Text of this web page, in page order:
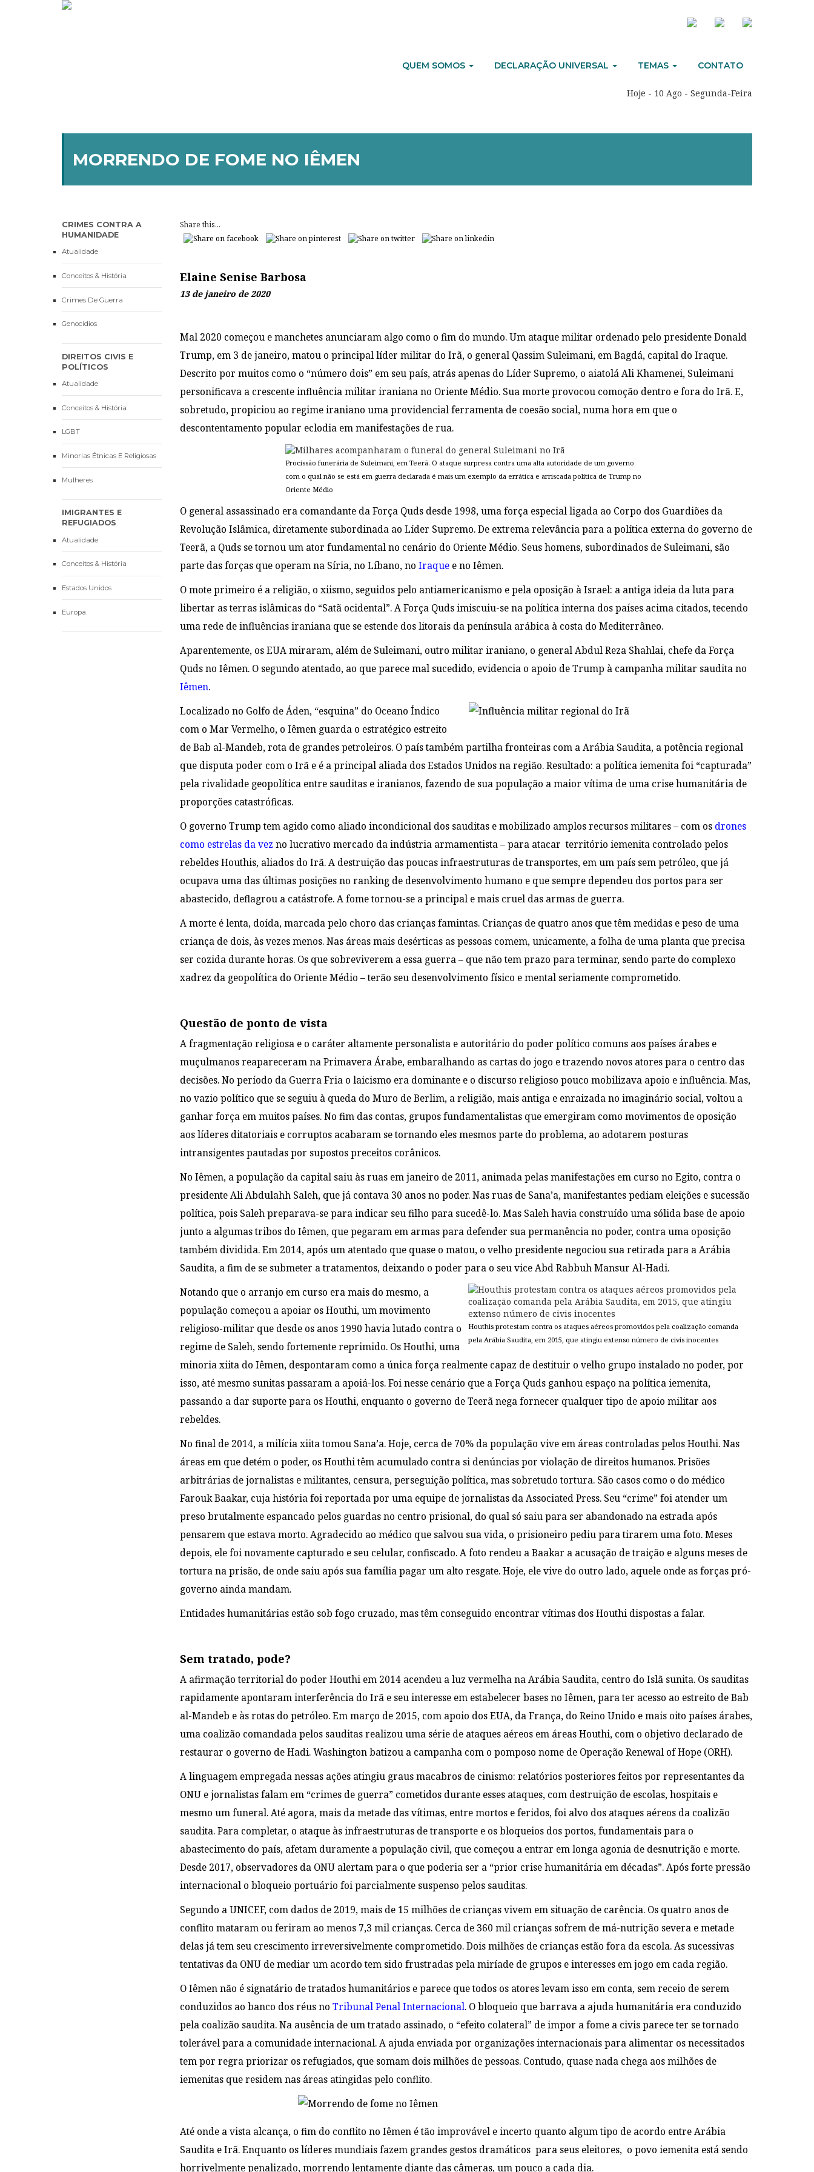
QUEM SOMOS DECLARAÇÃO UNIVERSAL TEMAS CONTATO
Hoje - 10 Ago - Segunda-Feira
MORRENDO DE FOME NO IÊMEN
CRIMES CONTRA A
HUMANIDADE
Atualidade
Conceitos & História
Crimes De Guerra
Genocídios
DIREITOS CIVIS E
POLÍTICOS
Atualidade
Conceitos & História
LGBT
Minorias Étnicas E Religiosas
Mulheres
IMIGRANTES E
REFUGIADOS
Atualidade
Conceitos & História
Estados Unidos
Europa
Share this...
Elaine Senise Barbosa
13 de janeiro de 2020
Mal 2020 começou e manchetes anunciaram algo como o fim do mundo. Um ataque militar ordenado pelo presidente Donald
Trump, em 3 de janeiro, matou o principal líder militar do Irã, o general Qassim Suleimani, em Bagdá, capital do Iraque.
Descrito por muitos como o “número dois” em seu país, atrás apenas do Líder Supremo, o aiatolá Ali Khamenei, Suleimani
personificava a crescente influência militar iraniana no Oriente Médio. Sua morte provocou comoção dentro e fora do Irã. E,
sobretudo, propiciou ao regime iraniano uma providencial ferramenta de coesão social, numa hora em que o
descontentamento popular eclodia em manifestações de rua.
Procissão funerária de Suleimani, em Teerã. O ataque surpresa contra uma alta autoridade de um governo
com o qual não se está em guerra declarada é mais um exemplo da errática e arriscada política de Trump no
Oriente Médio
O general assassinado era comandante da Força Quds desde 1998, uma força especial ligada ao Corpo dos Guardiões da
Revolução Islâmica, diretamente subordinada ao Líder Supremo. De extrema relevância para a política externa do governo de
Teerã, a Quds se tornou um ator fundamental no cenário do Oriente Médio. Seus homens, subordinados de Suleimani, são
parte das forças que operam na Síria, no Líbano, no Iraque e no Iêmen.
O mote primeiro é a religião, o xiismo, seguidos pelo antiamericanismo e pela oposição à Israel: a antiga ideia da luta para
libertar as terras islâmicas do “Satã ocidental”. A Força Quds imiscuiu-se na política interna dos países acima citados, tecendo
uma rede de influências iraniana que se estende dos litorais da península arábica à costa do Mediterrâneo.
Aparentemente, os EUA miraram, além de Suleimani, outro militar iraniano, o general Abdul Reza Shahlai, chefe da Força
Quds no Iêmen. O segundo atentado, ao que parece mal sucedido, evidencia o apoio de Trump à campanha militar saudita no
Iêmen.
Localizado no Golfo de Áden, “esquina” do Oceano Índico
com o Mar Vermelho, o Iêmen guarda o estratégico estreito
de Bab al-Mandeb, rota de grandes petroleiros. O país também partilha fronteiras com a Arábia Saudita, a potência regional
que disputa poder com o Irã e é a principal aliada dos Estados Unidos na região. Resultado: a política iemenita foi “capturada”
pela rivalidade geopolítica entre sauditas e iranianos, fazendo de sua população a maior vítima de uma crise humanitária de
proporções catastróficas.
O governo Trump tem agido como aliado incondicional dos sauditas e mobilizado amplos recursos militares – com os drones
como estrelas da vez no lucrativo mercado da indústria armamentista – para atacar território iemenita controlado pelos
rebeldes Houthis, aliados do Irã. A destruição das poucas infraestruturas de transportes, em um país sem petróleo, que já
ocupava uma das últimas posições no ranking de desenvolvimento humano e que sempre dependeu dos portos para ser
abastecido, deflagrou a catástrofe. A fome tornou-se a principal e mais cruel das armas de guerra.
A morte é lenta, doída, marcada pelo choro das crianças famintas. Crianças de quatro anos que têm medidas e peso de uma
criança de dois, às vezes menos. Nas áreas mais desérticas as pessoas comem, unicamente, a folha de uma planta que precisa
ser cozida durante horas. Os que sobreviverem a essa guerra – que não tem prazo para terminar, sendo parte do complexo
xadrez da geopolítica do Oriente Médio – terão seu desenvolvimento físico e mental seriamente comprometido.
Questão de ponto de vista
A fragmentação religiosa e o caráter altamente personalista e autoritário do poder político comuns aos países árabes e
muçulmanos reapareceram na Primavera Árabe, embaralhando as cartas do jogo e trazendo novos atores para o centro das
decisões. No período da Guerra Fria o laicismo era dominante e o discurso religioso pouco mobilizava apoio e influência. Mas,
no vazio político que se seguiu à queda do Muro de Berlim, a religião, mais antiga e enraizada no imaginário social, voltou a
ganhar força em muitos países. No fim das contas, grupos fundamentalistas que emergiram como movimentos de oposição
aos líderes ditatoriais e corruptos acabaram se tornando eles mesmos parte do problema, ao adotarem posturas
intransigentes pautadas por supostos preceitos corânicos.
No Iêmen, a população da capital saiu às ruas em janeiro de 2011, animada pelas manifestações em curso no Egito, contra o
presidente Ali Abdulahh Saleh, que já contava 30 anos no poder. Nas ruas de Sana’a, manifestantes pediam eleições e sucessão
política, pois Saleh preparava-se para indicar seu filho para sucedê-lo. Mas Saleh havia construído uma sólida base de apoio
junto a algumas tribos do Iêmen, que pegaram em armas para defender sua permanência no poder, contra uma oposição
também dividida. Em 2014, após um atentado que quase o matou, o velho presidente negociou sua retirada para a Arábia
Saudita, a fim de se submeter a tratamentos, deixando o poder para o seu vice Abd Rabbuh Mansur Al-Hadi.
Houthis protestam contra os ataques aéreos promovidos pela coalização comanda
pela Arábia Saudita, em 2015, que atingiu extenso número de civis inocentes
Notando que o arranjo em curso era mais do mesmo, a
população começou a apoiar os Houthi, um movimento
religioso-militar que desde os anos 1990 havia lutado contra o
regime de Saleh, sendo fortemente reprimido. Os Houthi, uma
minoria xiita do Iêmen, despontaram como a única força realmente capaz de destituir o velho grupo instalado no poder, por
isso, até mesmo sunitas passaram a apoiá-los. Foi nesse cenário que a Força Quds ganhou espaço na política iemenita,
passando a dar suporte para os Houthi, enquanto o governo de Teerã nega fornecer qualquer tipo de apoio militar aos
rebeldes.
No final de 2014, a milícia xiita tomou Sana’a. Hoje, cerca de 70% da população vive em áreas controladas pelos Houthi. Nas
áreas em que detém o poder, os Houthi têm acumulado contra si denúncias por violação de direitos humanos. Prisões
arbitrárias de jornalistas e militantes, censura, perseguição política, mas sobretudo tortura. São casos como o do médico
Farouk Baakar, cuja história foi reportada por uma equipe de jornalistas da Associated Press. Seu “crime” foi atender um
preso brutalmente espancado pelos guardas no centro prisional, do qual só saiu para ser abandonado na estrada após
pensarem que estava morto. Agradecido ao médico que salvou sua vida, o prisioneiro pediu para tirarem uma foto. Meses
depois, ele foi novamente capturado e seu celular, confiscado. A foto rendeu a Baakar a acusação de traição e alguns meses de
tortura na prisão, de onde saiu após sua família pagar um alto resgate. Hoje, ele vive do outro lado, aquele onde as forças pró-
governo ainda mandam.
Entidades humanitárias estão sob fogo cruzado, mas têm conseguido encontrar vítimas dos Houthi dispostas a falar.
Sem tratado, pode?
A afirmação territorial do poder Houthi em 2014 acendeu a luz vermelha na Arábia Saudita, centro do Islã sunita. Os sauditas
rapidamente apontaram interferência do Irã e seu interesse em estabelecer bases no Iêmen, para ter acesso ao estreito de Bab
al-Mandeb e às rotas do petróleo. Em março de 2015, com apoio dos EUA, da França, do Reino Unido e mais oito países árabes,
uma coalizão comandada pelos sauditas realizou uma série de ataques aéreos em áreas Houthi, com o objetivo declarado de
restaurar o governo de Hadi. Washington batizou a campanha com o pomposo nome de Operação Renewal of Hope (ORH).
A linguagem empregada nessas ações atingiu graus macabros de cinismo: relatórios posteriores feitos por representantes da
ONU e jornalistas falam em “crimes de guerra” cometidos durante esses ataques, com destruição de escolas, hospitais e
mesmo um funeral. Até agora, mais da metade das vítimas, entre mortos e feridos, foi alvo dos ataques aéreos da coalizão
saudita. Para completar, o ataque às infraestruturas de transporte e os bloqueios dos portos, fundamentais para o
abastecimento do país, afetam duramente a população civil, que começou a entrar em longa agonia de desnutrição e morte.
Desde 2017, observadores da ONU alertam para o que poderia ser a “prior crise humanitária em décadas”. Após forte pressão
internacional o bloqueio portuário foi parcialmente suspenso pelos sauditas.
Segundo a UNICEF, com dados de 2019, mais de 15 milhões de crianças vivem em situação de carência. Os quatro anos de
conflito mataram ou feriram ao menos 7,3 mil crianças. Cerca de 360 mil crianças sofrem de má-nutrição severa e metade
delas já tem seu crescimento irreversivelmente comprometido. Dois milhões de crianças estão fora da escola. As sucessivas
tentativas da ONU de mediar um acordo tem sido frustradas pela miríade de grupos e interesses em jogo em cada região.
O Iêmen não é signatário de tratados humanitários e parece que todos os atores levam isso em conta, sem receio de serem
conduzidos ao banco dos réus no Tribunal Penal Internacional. O bloqueio que barrava a ajuda humanitária era conduzido
pela coalizão saudita. Na ausência de um tratado assinado, o “efeito colateral” de impor a fome a civis parece ter se tornado
tolerável para a comunidade internacional. A ajuda enviada por organizações internacionais para alimentar os necessitados
tem por regra priorizar os refugiados, que somam dois milhões de pessoas. Contudo, quase nada chega aos milhões de
iemenitas que residem nas áreas atingidas pelo conflito.
Até onde a vista alcança, o fim do conflito no Iêmen é tão improvável e incerto quanto algum tipo de acordo entre Arábia
Saudita e Irã. Enquanto os líderes mundiais fazem grandes gestos dramáticos para seus eleitores, o povo iemenita está sendo
horrivelmente penalizado, morrendo lentamente diante das câmeras, um pouco a cada dia.